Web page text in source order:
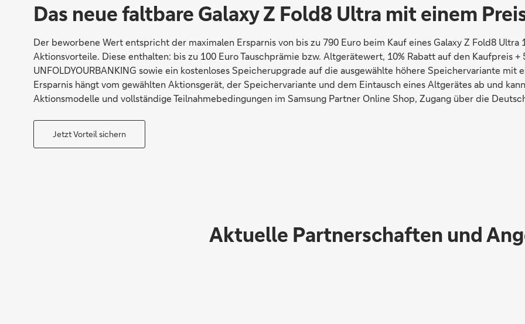
Das neue faltbare Galaxy Z Fold8 Ultra mit einem
Der beworbene Wert entspricht der maximalen Ersparnis von bis zu 790 Euro beim Kauf eines Galaxy Z Fold8
Aktionsvorteile. Diese enthalten: bis zu 100 Euro Tauschprämie bzw. Altgerätewert, 10% Rabatt auf den Kaufpreis
UNFOLDYOURBANKING sowie ein kostenloses Speicherupgrade auf die ausgewählte höhere Speichervariante
Ersparnis hängt vom gewählten Aktionsgerät, der Speichervariante und dem Eintausch eines Altgerätes ab und
Aktionsmodelle und vollständige Teilnahmebedingungen im Samsung Partner Online Shop, Zugang über die
Jetzt Vorteil sichern
Aktuelle Partnerschaften und